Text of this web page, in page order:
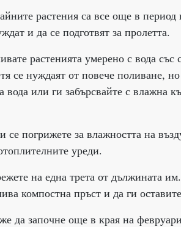
растения са все още в
и да се подготвят за пролетта.
растенията умерено с вода със
се нуждаят от повече поливане,
или ги забърсвайте с влажна
се погрижете за влажността на
уреди.
на една трета от дължината
компостна пръст и да ги
да започне още в края на